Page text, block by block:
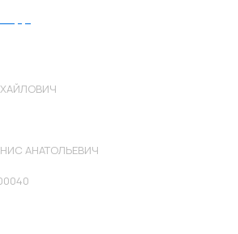
АНАТОЛЬЕВИЧ